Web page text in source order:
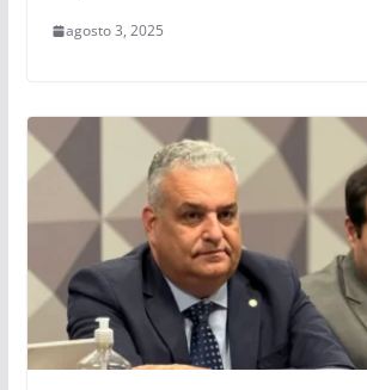
agosto 3, 2025